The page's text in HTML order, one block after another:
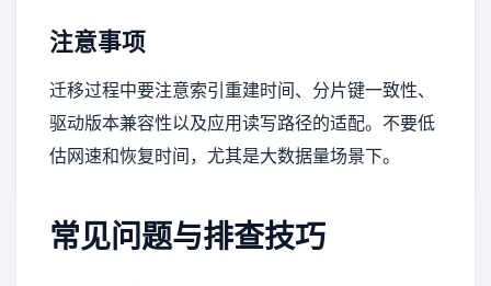
注意事项
迁移过程中要注意索引重建时间、分片键一致性、
驱动版本兼容性以及应用读写路径的适配。不要低
估网速和恢复时间，尤其是大数据量场景下。
常见问题与排查技巧